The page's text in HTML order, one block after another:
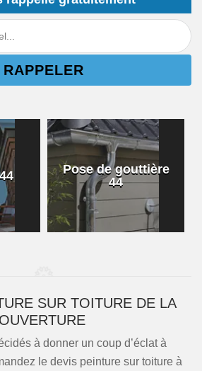
Pose de gouttière
44
SUR TOITURE DE LA
à donner un coup d’éclat à
le devis peinture sur toiture à